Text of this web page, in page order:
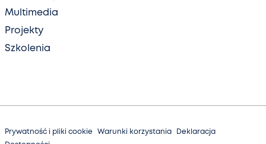
Multimedia
Projekty
Szkolenia
Prywatność i pliki cookie Warunki korzystania
Deklaracja